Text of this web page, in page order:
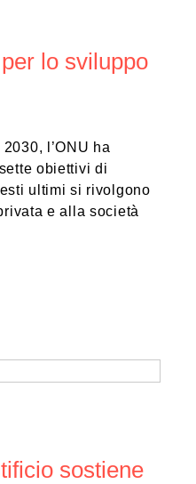
lo sviluppo
l’ONU ha
obiettivi di
ultimi si rivolgono
e alla società
sostiene